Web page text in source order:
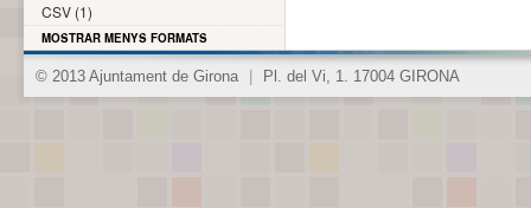
CSV (1)
MOSTRAR MENYS FORMATS
© 2013 Ajuntament de Girona Pl. del Vi, 1. 17004 GIRONA